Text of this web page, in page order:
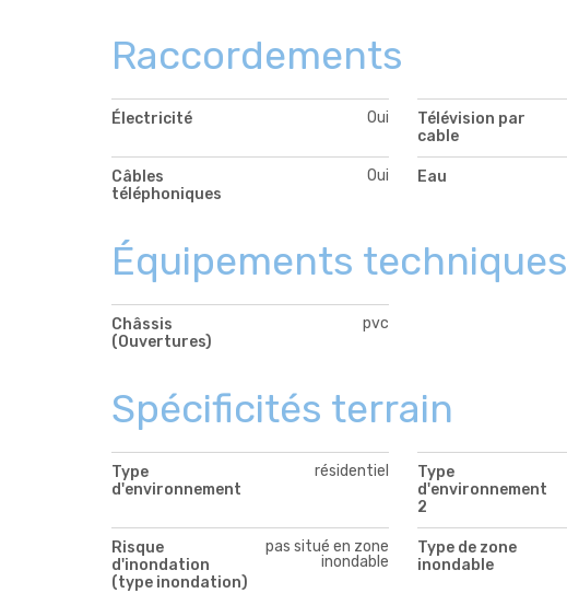
Raccordements
Électricité Oui
Télévision par
cable
Câbles
téléphoniques
Oui Eau
Équipements techniques
Châssis
(Ouvertures)
pvc
Spécificités terrain
Type
d'environnement
résidentiel
Type
d'environnement
2
Risque
d'inondation
(type inondation)
pas situé en zone
inondable
Type de zone
inondable